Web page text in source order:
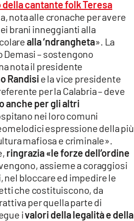
cantante folk Teresa
nota alle cronache per avere
brani inneggianti alla
alla ‘ndrangheta». La
– sostengono
nota il presidente
Randisi e la vice presidente
per la Calabria – deve
anche per gli altri
nei loro comuni
espressione della più
mafiosa e criminale».
ringrazia «le forze dell’ordine
assieme a coraggiosi
nel bloccare ed impedire le
che costituiscono, da
per quella parte di
ivalori della legalità e della